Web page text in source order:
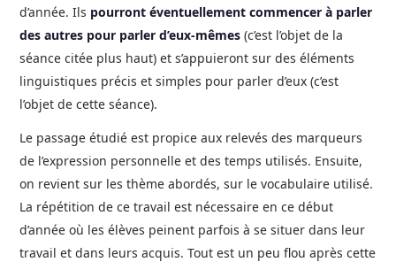
d’année. Ils pourront éventuellement commencer à parler
des autres pour parler d’eux-mêmes (c’est l’objet de la
séance citée plus haut) et s’appuieront sur des éléments
linguistiques précis et simples pour parler d’eux (c’est
l’objet de cette séance).
Le passage étudié est propice aux relevés des marqueurs
de l’expression personnelle et des temps utilisés. Ensuite,
on revient sur les thème abordés, sur le vocabulaire utilisé.
La répétition de ce travail est nécessaire en ce début
d’année où les élèves peinent parfois à se situer dans leur
travail et dans leurs acquis. Tout est un peu flou après cette